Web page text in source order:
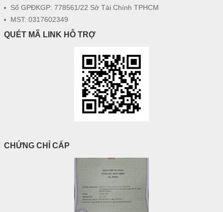
Số GPĐKGP: 778561/22 Sở Tài Chính TPHCM
MST: 0317602349
QUÉT MÃ LINK HỖ TRỢ
CHỨNG CHỈ CẤP